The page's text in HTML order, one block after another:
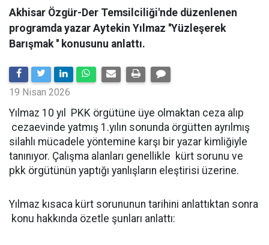
Akhisar Özgür-Der Temsilciliği'nde düzenlenen
programda yazar Aytekin Yılmaz ''Yüzleşerek
Barışmak '' konusunu anlattı.
19 Nisan 2026
Yılmaz 10 yıl PKK örgütüne üye olmaktan ceza alıp
cezaevinde yatmış 1.yılın sonunda örgütten ayrılmış
silahlı mücadele yöntemine karşı bir yazar kimliğiyle
tanınıyor. Çalışma alanları genellikle kürt sorunu ve
pkk örgütünün yaptığı yanlışların eleştirisi üzerine.
Yılmaz kısaca kürt sorununun tarihini anlattıktan sonra
konu hakkında özetle şunları anlattı: